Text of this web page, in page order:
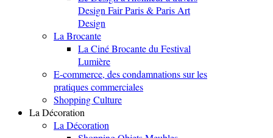
Design Fair Paris & Paris Art
Design
La Brocante
La Ciné Brocante du Festival
Lumière
E-commerce, des condamnations sur les
pratiques commerciales
Shopping Culture
La Décoration
La Décoration